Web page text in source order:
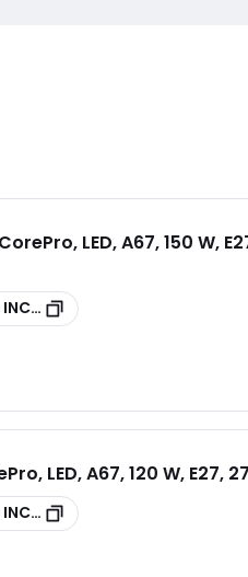
LED, A67, 150 W,
INCALED150840G2
LED, A67, 120 W,
INCALED120G2